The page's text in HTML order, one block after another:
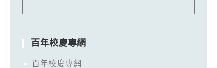
百年校慶專網
百年校慶專網